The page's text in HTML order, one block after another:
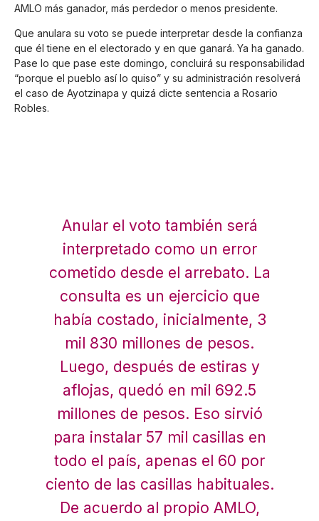
AMLO más ganador, más perdedor o menos presidente.
Que anulara su voto se puede interpretar desde la confianza
que él tiene en el electorado y en que ganará. Ya ha ganado.
Pase lo que pase este domingo, concluirá su responsabilidad
“porque el pueblo así lo quiso” y su administración resolverá
el caso de Ayotzinapa y quizá dicte sentencia a Rosario
Robles.
Anular el voto también será
interpretado como un error
cometido desde el arrebato. La
consulta es un ejercicio que
había costado, inicialmente, 3
mil 830 millones de pesos.
Luego, después de estiras y
aflojas, quedó en mil 692.5
millones de pesos. Eso sirvió
para instalar 57 mil casillas en
todo el país, apenas el 60 por
ciento de las casillas habituales.
De acuerdo al propio AMLO,